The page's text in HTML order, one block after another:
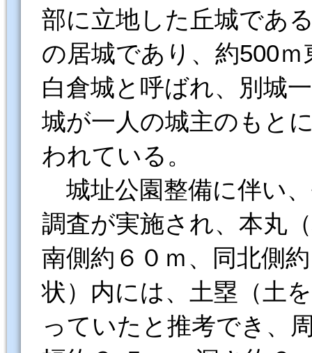
部に立地した丘城であ
の居城であり、約500
白倉城と呼ばれ、別城
城が一人の城主のもと
われている。
城址公園整備に伴い
調査が実施され、本丸
南側約６０ｍ、同北側
状）内には、土塁（土
っていたと推考でき、